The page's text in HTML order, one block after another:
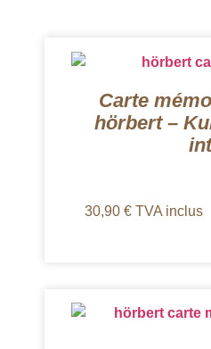
Carte
hörbert –
30,90 € TVA inclus